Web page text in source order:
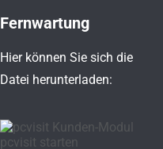
Fernwartung
Hier können Sie sich die
Datei herunterladen: